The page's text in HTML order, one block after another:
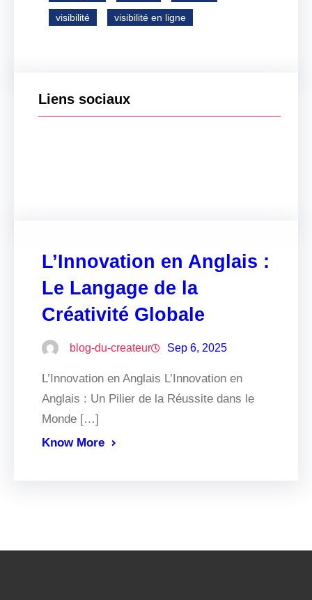
visibilité visibilité en ligne
Liens sociaux
L’Innovation en Anglais :
Le Langage de la
Créativité Globale
blog-du-createur Sep 6, 2025
L’Innovation en Anglais L’Innovation en
Anglais : Un Pilier de la Réussite dans le
Monde […]
Know More